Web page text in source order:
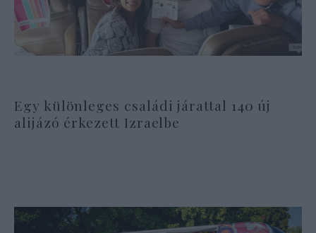
Egy különleges családi járattal 140 új
alijázó érkezett Izraelbe